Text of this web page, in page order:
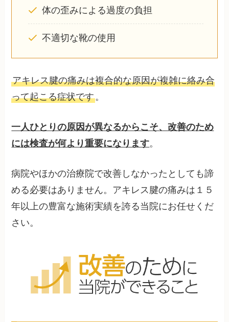
体の歪みによる過度の負担
不適切な靴の使用
アキレス腱の痛みは複合的な原因が複雑に絡み合
って起こる症状です。
一人ひとりの原因が異なるからこそ、改善のため
には検査が何より重要になります。
病院やほかの治療院で改善しなかったとしても諦
める必要はありません。アキレス腱の痛みは１５
年以上の豊富な施術実績を誇る当院にお任せくだ
さい。